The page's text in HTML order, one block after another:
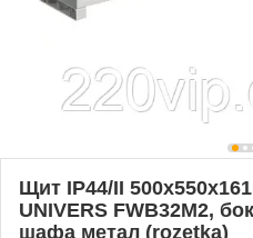
Щит IP44/II
UNIVERS FWB32M2,
шафа метал (rozetka)